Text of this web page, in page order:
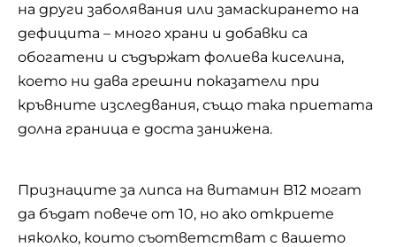
на други заболявания или замаскирането на
дефицита – много храни и добавки са
обогатени и съдържат фолиева киселина,
което ни дава грешни показатели при
кръвните изследвания, също така приетата
долна граница е доста занижена.
Признаците за липса на витамин B12 могат
да бъдат повече от 10, но ако откриете
няколко, които съответстват с вашето